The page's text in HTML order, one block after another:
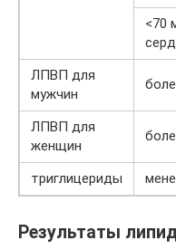
<70
ЛПВП для
мужчин
ЛПВП для
женщин
триглицериды
Результаты